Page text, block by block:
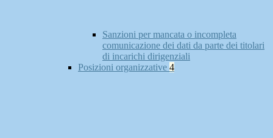
Sanzioni per mancata o incompleta
comunicazione dei dati da parte dei titolari
di incarichi dirigenziali
Posizioni organizzative 4